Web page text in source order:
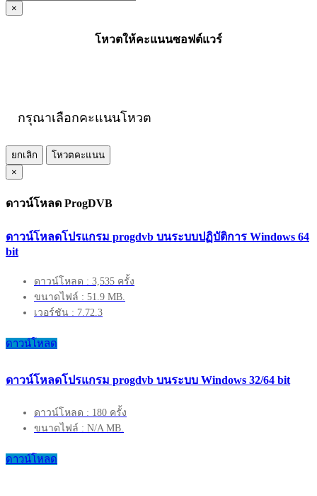
×
โหวตให้คะแนนซอฟต์แวร์
กรุณาเลือกคะแนนโหวต
ยกเลิก
โหวตคะแนน
×
ดาวน์โหลด ProgDVB
ดาวน์โหลดโปรแกรม progdvb บนระบบปฏิบัติการ Windows 64
bit
ดาวน์โหลด : 3,535 ครั้ง
ขนาดไฟล์ : 51.9 MB.
เวอร์ชัน : 7.72.3
ดาวน์โหลด
ดาวน์โหลดโปรแกรม progdvb บนระบบ Windows 32/64 bit
ดาวน์โหลด : 180 ครั้ง
ขนาดไฟล์ : N/A MB.
ดาวน์โหลด